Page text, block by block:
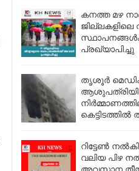
കനത്ത മഴ
ജില്ലകളിലെ
പ്രഖ്യാപിച്ചു
തൃശൂർ
കെട്ടിടത്തിൽ
റിട്ടേൺ
വലിയ പിഴ
അവസാന